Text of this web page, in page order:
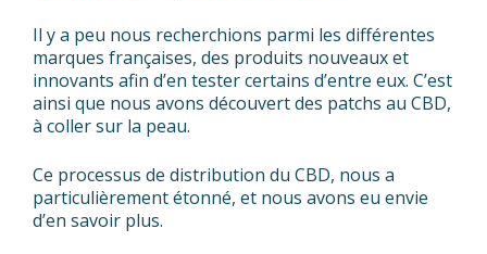
Il y a peu nous recherchions parmi les différentes
marques françaises, des produits nouveaux et
innovants afin d’en tester certains d’entre eux. C’est
ainsi que nous avons découvert des patchs au CBD,
à coller sur la peau.
Ce processus de distribution du CBD, nous a
particulièrement étonné, et nous avons eu envie
d’en savoir plus.